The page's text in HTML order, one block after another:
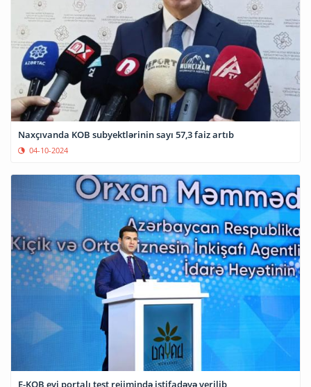
Naxçıvanda KOB subyektlərinin sayı 57,3 faiz artıb
04-10-2024
E-KOB evi portalı test rejimində istifadəyə verilib